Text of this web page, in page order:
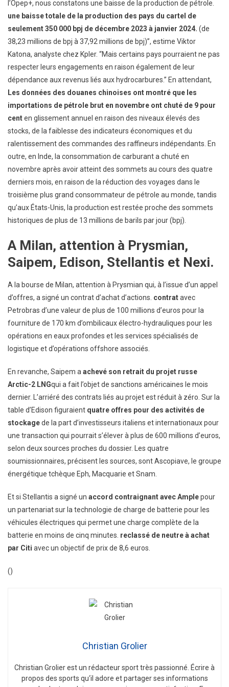
l’Opep+, nous constatons une baisse de la production de pétrole.
une baisse totale de la production des pays du cartel de
seulement 350 000 bpj de décembre 2023 à janvier 2024. (de
38,23 millions de bpj à 37,92 millions de bpj)”, estime Viktor
Katona, analyste chez Kpler. “Mais certains pays pourraient ne pas
respecter leurs engagements en raison également de leur
dépendance aux revenus liés aux hydrocarbures.” En attendant,
Les données des douanes chinoises ont montré que les
importations de pétrole brut en novembre ont chuté de 9 pour
centen glissement annuel en raison des niveaux élevés des
stocks, de la faiblesse des indicateurs économiques et du
ralentissement des commandes des raffineurs indépendants. En
outre, en Inde, la consommation de carburant a chuté en
novembre après avoir atteint des sommets au cours des quatre
derniers mois, en raison de la réduction des voyages dans le
troisième plus grand consommateur de pétrole au monde, tandis
qu’aux États-Unis, la production est restée proche des sommets
historiques de plus de 13 millions de barils par jour (bpj).
A Milan, attention à Prysmian,
Saipem, Edison, Stellantis et Nexi.
A la bourse de Milan, attention à Prysmian qui, à l’issue d’un appel
d’offres, a signé un contrat d’achat d’actions. contratavec
Petrobras d’une valeur de plus de 100 millions d’euros pour la
fourniture de 170 km d’ombilicaux électro-hydrauliques pour les
opérations en eaux profondes et les services spécialisés de
logistique et d’opérations offshore associés.
En revanche, Saipem a achevé son retrait du projet russe
Arctic-2 LNGqui a fait l’objet de sanctions américaines le mois
dernier. L’arriéré des contrats liés au projet est réduit à zéro. Sur la
table d’Edison figuraient quatre offres pour des activités de
stockagede la part d’investisseurs italiens et internationaux pour
une transaction qui pourrait s’élever à plus de 600 millions d’euros,
selon deux sources proches du dossier. Les quatre
soumissionnaires, précisent les sources, sont Ascopiave, le groupe
énergétique tchèque Eph, Macquarie et Snam.
Et si Stellantis a signé un accord contraignant avec Amplepour
un partenariat sur la technologie de charge de batterie pour les
véhicules électriques qui permet une charge complète de la
batterie en moins de cinq minutes. reclassé de neutre à achat
par Citi avec un objectif de prix de 8,6 euros.
()
Christian Grolier
Christian Gro lierestun rédacteursporttrès passionné Écrire à
propos des sports qu‘il adore etpartagerses informations